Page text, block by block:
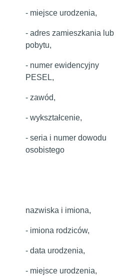
- miejsce urodzenia,
- adres zamieszkania lub
pobytu,
- numer ewidencyjny
PESEL,
- zawód,
- wykształcenie,
- seria i numer dowodu
osobistego
nazwiska i imiona,
- imiona rodziców,
- data urodzenia,
- miejsce urodzenia,